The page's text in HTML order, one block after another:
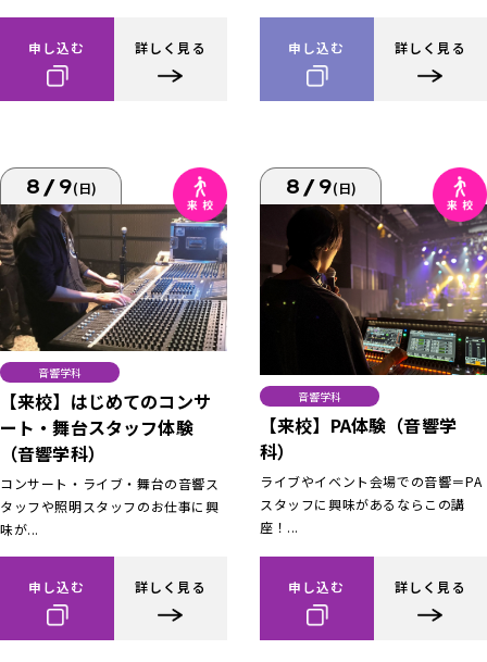
申し込む 詳しく見る 申し込む 詳しく見る
8/9(日)
音響学科
【来校】はじめてのコンサ
ート・舞台スタッフ体験
（音響学科）
コンサート・ライブ・舞台の音響ス
タッフや照明スタッフのお仕事に興
味が...
申し込む 詳しく見る
8/9(日)
音響学科
【来校】PA体験（音響学
科）
ライブやイベント会場での音響＝PA
スタッフに興味があるならこの講
座！...
申し込む 詳しく見る